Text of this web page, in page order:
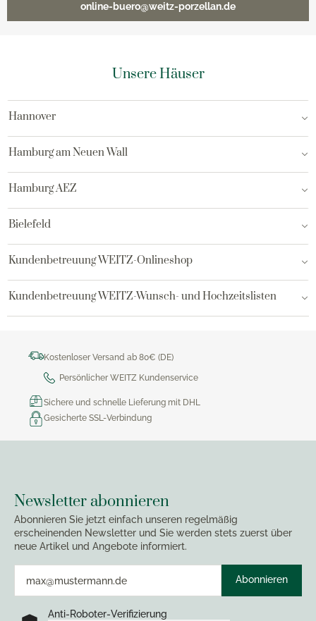
online-buero@weitz-porzellan.de
Unsere Häuser
Hannover
Hamburg am Neuen Wall
Hamburg AEZ
Bielefeld
Kundenbetreuung WEITZ-Onlineshop
Kundenbetreuung WEITZ-Wunsch- und Hochzeitslisten
Kostenloser Versand ab 80€ (DE)
Persönlicher WEITZ Kundenservice
Sichere und schnelle Lieferung mit DHL
Gesicherte SSL-Verbindung
Newsletter abonnieren
Abonnieren Sie jetzt einfach unseren regelmäßig
erscheinenden Newsletter und Sie werden stets zuerst über
neue Artikel und Angebote informiert.
Abonnieren
Anti-Roboter-Verifizierung